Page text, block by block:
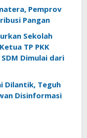
Pemprov
Pangan
Sekolah
TP PKK
Dimulai dari
Dilantik, Teguh
Disinformasi